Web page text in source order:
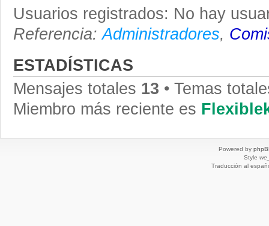
Usuarios registrados: No hay
Referencia:Administradores,
ESTADÍSTICAS
Mensajes totales 13 • Temas
Miembro más reciente es
Powered by
Style
Traducción al